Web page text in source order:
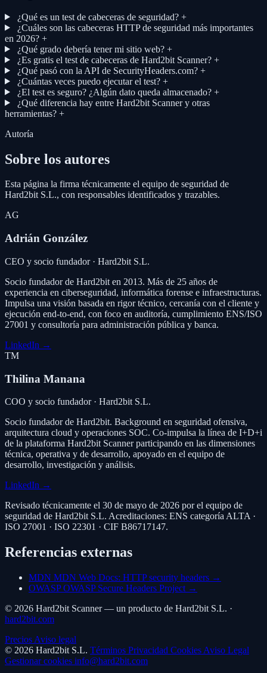
¿Qué es un test de cabeceras de seguridad? +
¿Cuáles son las cabeceras HTTP de seguridad más importantes
en 2026? +
¿Qué grado debería tener mi sitio web? +
¿Es gratis el test de cabeceras de Hard2bit Scanner? +
¿Qué pasó con la API de SecurityHeaders.com? +
¿Cuántas veces puedo ejecutar el test? +
¿El test es seguro? ¿Algún dato queda almacenado? +
¿Qué diferencia hay entre Hard2bit Scanner y otras
herramientas? +
Autoría
Sobre los autores
Esta página la firma técnicamente el equipo de seguridad de
Hard2bit S.L., con responsables identificados y trazables.
AG
Adrián González
CEO y socio fundador · Hard2bit S.L.
Socio fundador de Hard2bit en 2013. Más de 25 años de
experiencia en ciberseguridad, informática forense e infraestructuras.
Impulsa una visión basada en rigor técnico, cercanía con el cliente y
ejecución end-to-end, con foco en auditoría, cumplimiento ENS/ISO
27001 y consultoría para administración pública y banca.
LinkedIn →
TM
Thilina Manana
COO y socio fundador · Hard2bit S.L.
Socio fundador de Hard2bit. Background en seguridad ofensiva,
arquitectura cloud y operaciones SOC. Co-impulsa la línea de I+D+i
de la plataforma Hard2bit Scanner participando en las dimensiones
técnica, operativa y de desarrollo, apoyado en el equipo de
desarrollo, investigación y análisis.
LinkedIn →
Revisado técnicamente el 30 de mayo de 2026 por el equipo de
seguridad de Hard2bit S.L. Acreditaciones: ENS categoría ALTA ·
ISO 27001 · ISO 22301 · CIF B86717147.
Referencias externas
MDN MDN Web Docs: HTTP security headers →
OWASP OWASP Secure Headers Project →
© 2026 Hard2bit Scanner — un producto de Hard2bit S.L. ·
hard2bit.com
Precios Aviso legal
© 2026 Hard2bit S.L. Términos Privacidad Cookies Aviso Legal
Gestionar cookies info@hard2bit.com